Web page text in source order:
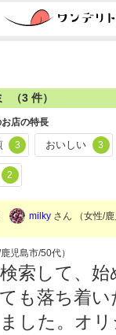
（3 件）
店の特長
3 おいしい 3
2
milky さん （女性/
児島市/50代）
索して、
も落ち着
した。オ